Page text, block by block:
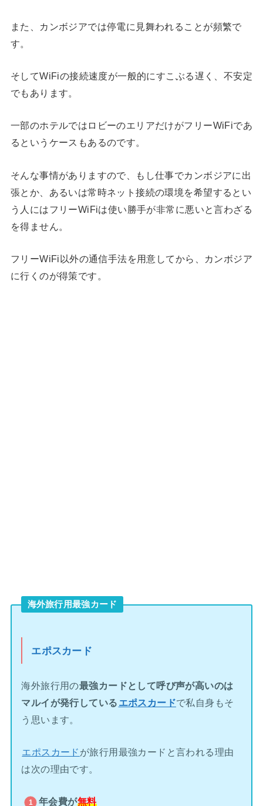
また、カンボジアでは停電に見舞われることが頻繁で
す。
そしてWiFiの接続速度が一般的にすこぶる遅く、不安定
でもあります。
一部のホテルではロビーのエリアだけがフリーWiFiであ
るというケースもあるのです。
そんな事情がありますので、もし仕事でカンボジアに出
張とか、あるいは常時ネット接続の環境を希望するとい
う人にはフリーWiFiは使い勝手が非常に悪いと言わざる
を得ません。
フリーWiFi以外の通信手法を用意してから、カンボジア
に行くのが得策です。
海外旅行用最強カード
エポスカード
海外旅行用の最強カードとして呼び声が高いのは
マルイが発行している エポスカードで私自身もそ
う思います。
エポスカード が旅行用最強カードと言われる理由
は次の理由です。
年会費が無料